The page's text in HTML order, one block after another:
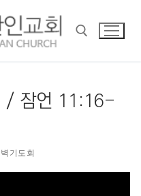
/ 잠언 11:16-
기도회